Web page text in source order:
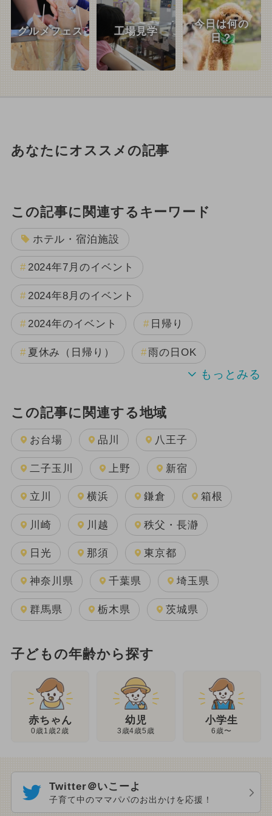
グルメフェス 工場見学
今日は何の
日？
あなたにオススメの記事
この記事に関連するキーワード
ホテル・宿泊施設
2024年7月のイベント
2024年8月のイベント
2024年のイベント 日帰り
夏休み（日帰り） 雨の日OK
この記事に関連する地域
お台場 品川 八王子
二子玉川 上野 新宿
立川 横浜 鎌倉 箱根
川崎 川越 秩父・長瀞
日光 那須 東京都
神奈川県 千葉県 埼玉県
群馬県 栃木県 茨城県
子どもの年齢から探す
赤ちゃん
0歳1歳2歳
幼児
3歳4歳5歳
小学生
6歳〜
Twitter＠いこーよ
子育て中のママパパのお出かけを応援！